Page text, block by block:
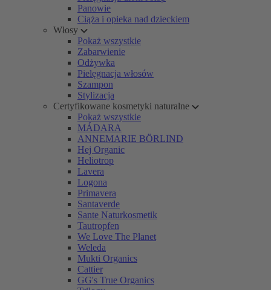
Panowie
Ciąża i opieka nad dzieckiem
Włosy
Pokaż wszystkie
Zabarwienie
Odżywka
Pielęgnacja włosów
Szampon
Stylizacja
Certyfikowane kosmetyki naturalne
Pokaż wszystkie
MÁDARA
ANNEMARIE BÖRLIND
Hej Organic
Heliotrop
Lavera
Logona
Primavera
Santaverde
Sante Naturkosmetik
Tautropfen
We Love The Planet
Weleda
Mukti Organics
Cattier
GG's True Organics